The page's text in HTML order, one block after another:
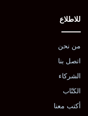
للاطلاع
من نحن
اتصل بنا
الشركاء
الكتّاب
أكتب معنا